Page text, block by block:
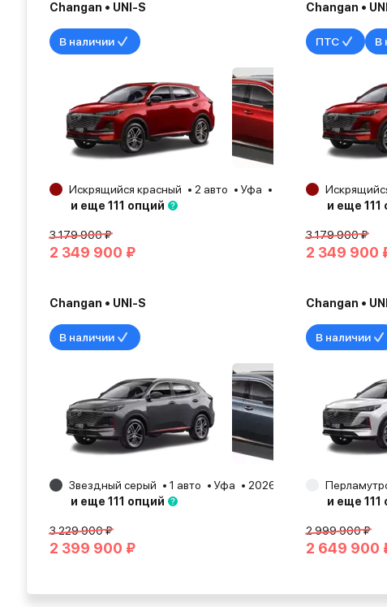
Changan • UNI-S
В наличии
Искрящийся красный 2 авто Уфа
и еще 111 опций
3 179 900 ₽
2 349 900 ₽
Changan •
ПТС В
и еще 111
3 179 900 ₽
2 349 900
Changan • UNI-S
В наличии
Звездный серый 1 авто Уфа
2026
и еще 111 опций
3 229 900 ₽
2 399 900 ₽
Changan •
В наличии
и еще 111
2 999 900 ₽
2 649 900